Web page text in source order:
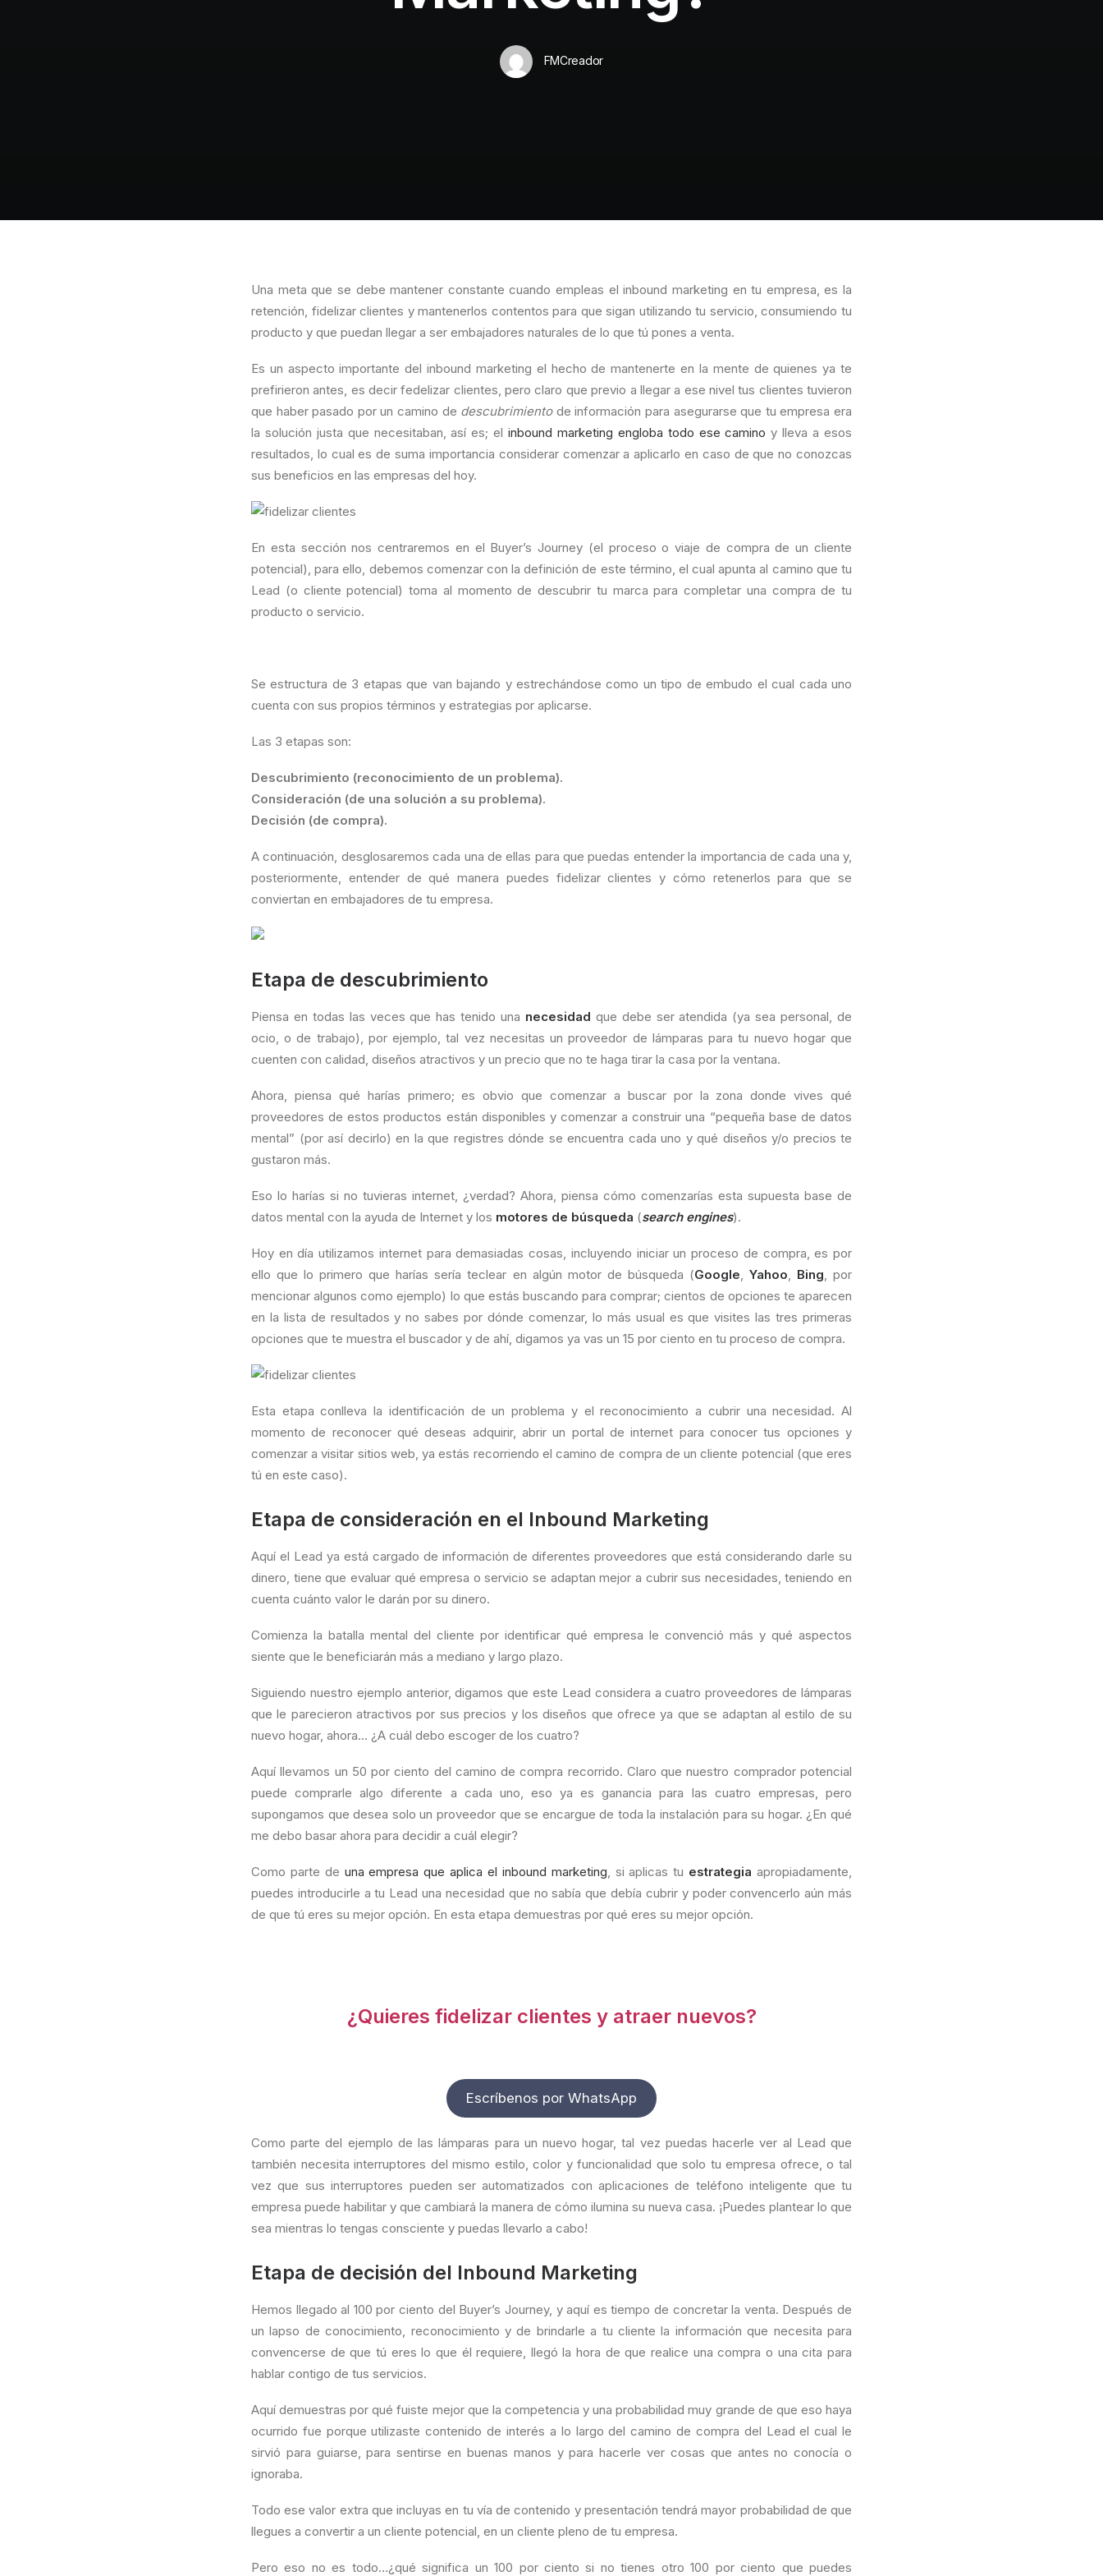
FMCreador
Una meta que se debe mantener constante cuando empleas el inbound marketing en tu empresa, es la
retención, fidelizar clientes y mantenerlos contentos para que sigan utilizando tu servicio, consumiendo tu
producto y que puedan llegar a ser embajadores naturales de lo que tú pones a venta.
Es un aspecto importante del inbound marketing el hecho de mantenerte en la mente de quienes ya te
prefirieron antes, es decir fedelizar clientes, pero claro que previo a llegar a ese nivel tus clientes tuvieron
que haber pasado por un camino de descubrimientode información para asegurarse que tu empresa era
la solución justa que necesitaban, así es; elinbound marketing engloba todo ese camino y lleva a esos
resultados, lo cual es de suma importancia considerar comenzar a aplicarlo en caso de que no conozcas
sus beneficios en las empresas del hoy.
En esta sección nos centraremos en el Buyer’s Journey (el proceso o viaje de compra de un cliente
potencial), para ello, debemos comenzar con la definición de este término, el cual apunta al camino que tu
Lead (o cliente potencial) toma al momento de descubrir tu marca para completar una compra de tu
producto o servicio.
Se estructura de 3 etapas que van bajando y estrechándose como un tipo de embudo el cual cada uno
cuenta con sus propios términos y estrategias por aplicarse.
Las 3 etapas son:
Descubrimiento (reconocimiento de un problema).
Consideración (de una solución a su problema).
Decisión (de compra).
A continuación, desglosaremos cada una de ellas para que puedas entender la importancia de cada una y,
posteriormente, entender de qué manera puedes fidelizar clientes y cómo retenerlos para que se
conviertan en embajadores de tu empresa.
Etapa de descubrimiento
Piensa en todas las veces que has tenido una necesidad que debe ser atendida (ya sea personal, de
ocio, o de trabajo), por ejemplo, tal vez necesitas un proveedor de lámparas para tu nuevo hogar que
cuenten con calidad, diseños atractivos y un precio que no te haga tirar la casa por la ventana.
Ahora, piensa qué harías primero; es obvio que comenzar a buscar por la zona donde vives qué
proveedores de estos productos están disponibles y comenzar a construir una “pequeña base de datos
mental” (por así decirlo) en la que registres dónde se encuentra cada uno y qué diseños y/o precios te
gustaron más.
Eso lo harías si no tuvieras internet, ¿verdad? Ahora, piensa cómo comenzarías esta supuesta base de
datos mental con la ayuda de Internet y los motores de búsqueda (search engines).
Hoy en día utilizamos internet para demasiadas cosas, incluyendo iniciar un proceso de compra, es por
ello que lo primero que harías sería teclear en algún motor de búsqueda (Google, Yahoo, Bing, por
mencionar algunos como ejemplo) lo que estás buscando para comprar; cientos de opciones te aparecen
en la lista de resultados y no sabes por dónde comenzar, lo más usual es que visites las tres primeras
opciones que te muestra el buscador y de ahí, digamos ya vas un 15 por ciento en tu proceso de compra.
Esta etapa conlleva la identificación de un problema y el reconocimiento a cubrir una necesidad. Al
momento de reconocer qué deseas adquirir, abrir un portal de internet para conocer tus opciones y
comenzar a visitar sitios web, ya estás recorriendo el camino de compra de un cliente potencial (que eres
tú en este caso).
Etapa de consideración en el Inbound Marketing
Aquí el Lead ya está cargado de información de diferentes proveedores que está considerando darle su
dinero, tiene que evaluar qué empresa o servicio se adaptan mejor a cubrir sus necesidades, teniendo en
cuenta cuánto valor le darán por su dinero.
Comienza la batalla mental del cliente por identificar qué empresa le convenció más y qué aspectos
siente que le beneficiarán más a mediano y largo plazo.
Siguiendo nuestro ejemplo anterior, digamos que este Lead considera a cuatro proveedores de lámparas
que le parecieron atractivos por sus precios y los diseños que ofrece ya que se adaptan al estilo de su
nuevo hogar, ahora… ¿A cuál debo escoger de los cuatro?
Aquí llevamos un 50 por ciento del camino de compra recorrido. Claro que nuestro comprador potencial
puede comprarle algo diferente a cada uno, eso ya es ganancia para las cuatro empresas, pero
supongamos que desea solo un proveedor que se encargue de toda la instalación para su hogar. ¿En qué
me debo basar ahora para decidir a cuál elegir?
Como parte de una empresa que aplica el inbound marketing, si aplicas tu estrategia apropiadamente,
puedes introducirle a tu Lead una necesidad que no sabía que debía cubrir y poder convencerlo aún más
de que tú eres su mejor opción. En esta etapa demuestras por qué eres su mejor opción.
¿Quieres fidelizar clientes y atraer nuevos?
Escríbenos por WhatsApp
Como parte del ejemplo de las lámparas para un nuevo hogar, tal vez puedas hacerle ver al Lead que
también necesita interruptores del mismo estilo, color y funcionalidad que solo tu empresa ofrece, o tal
vez que sus interruptores pueden ser automatizados con aplicaciones de teléfono inteligente que tu
empresa puede habilitar y que cambiará la manera de cómo ilumina su nueva casa. ¡Puedes plantear lo que
sea mientras lo tengas consciente y puedas llevarlo a cabo!
Etapa de decisión del Inbound Marketing
Hemos llegado al 100 por ciento del Buyer’s Journey, y aquí es tiempo de concretar la venta. Después de
un lapso de conocimiento, reconocimiento y de brindarle a tu cliente la información que necesita para
convencerse de que tú eres lo que él requiere, llegó la hora de que realice una compra o una cita para
hablar contigo de tus servicios.
Aquí demuestras por qué fuiste mejor que la competencia y una probabilidad muy grande de que eso haya
ocurrido fue porque utilizaste contenido de interés a lo largo del camino de compra del Lead el cual le
sirvió para guiarse, para sentirse en buenas manos y para hacerle ver cosas que antes no conocía o
ignoraba.
Todo ese valor extra que incluyas en tu vía de contenido y presentación tendrá mayor probabilidad de que
llegues a convertir a un cliente potencial, en un cliente pleno de tu empresa.
Pero eso no es todo…¿qué significa un 100 por ciento si no tienes otro 100 por ciento que puedes